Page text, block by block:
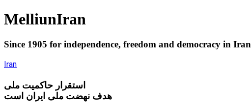
MelliunIran
Since 1905 for independence, freedom and democracy in Iran
Iran
استقرار حاکميت ملی
هدف نهضت ملی ایران است